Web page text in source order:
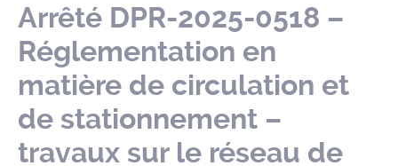
Arrêté DPR-2025-0518 –
Réglementation en
matière de circulation et
de stationnement –
travaux sur le réseau de